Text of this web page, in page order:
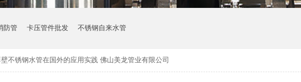
防管 卡压管件批发 不锈钢自来水管
不锈钢水管在国外的应用实践 佛山美龙管业有限公司